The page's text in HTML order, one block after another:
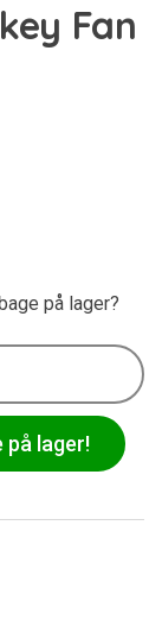
Fan
på lager?
på lager!